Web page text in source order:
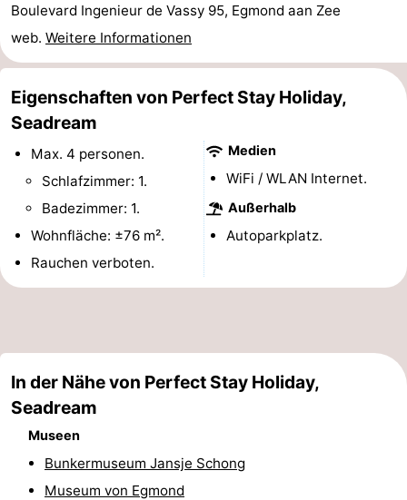
Egmond
Kustpark
aan
Zee
Hotels
(mit
Frühstück)
Lastminutes
Strand
Sehen
&
tun
-
Museen
-
-
Spielplätze
Minigolfplätze
Dörfer
Boulevard Ingenieur de Vassy 95, Egmond aan Zee
web. Weitere Informationen
Eigenschaften von Perfect Stay Holiday,
Seadream
Max. 4 personen.
Schlafzimmer: 1.
Badezimmer: 1.
Wohnfläche: ±76 m².
Rauchen verboten.
Medien
WiFi / WLAN Internet.
Außerhalb
Autoparkplatz.
In der Nähe von Perfect Stay Holiday,
Seadream
Museen
Bunkermuseum Jansje Schong
Museum von Egmond